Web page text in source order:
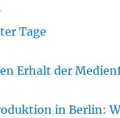
Tage
Erhalt der
in Berlin: